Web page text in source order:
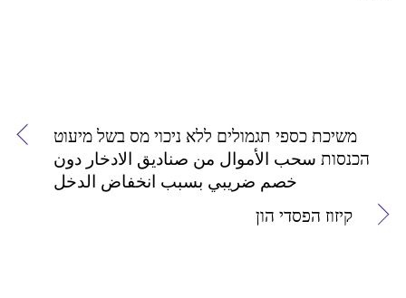
משיכת כספי תגמולים ללא ניכוי מס בשל מיעוט
הכנסות سحب الأموال من صناديق الادخار دون
خصم ضريبي بسبب انخفاض الدخل
קיזוז הפסדי הון